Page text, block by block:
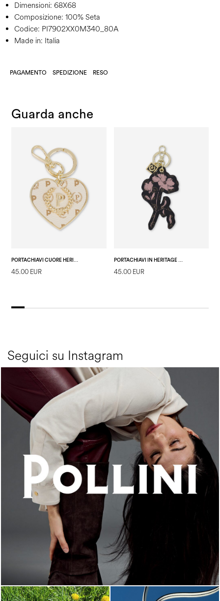
Dimensioni: 68X68
Composizione: 100% Seta
Codice: PI7902XX0M340_80A
Made in: Italia
PAGAMENTO SPEDIZIONE RESO
Guarda anche
PORTACHIAVI CUORE HERITAGE AVORIO
45.00 EUR
PORTACHIAVI IN HERITAGE MARINA FLOWER NERO/NERO
45.00 EUR
Seguici su Instagram
An ode to the house’s vibrant Italian roots, the new...